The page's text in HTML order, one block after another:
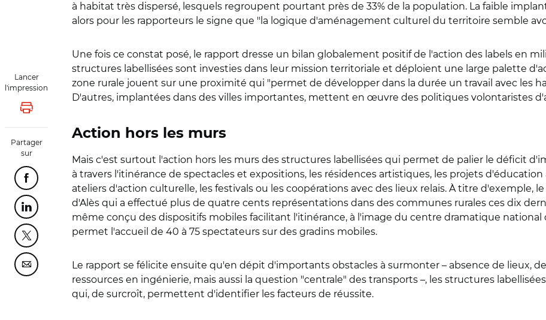
Lancer
l'impression
Lancer l'impression
Partager
sur
Partager cette page sur Facebook
Partager cette page sur Linkedin
Partager cette page sur Twitter
Partager cette page sur Courriel
à habitat très dispersé, lesquels regroupent pourtant près de 33% de la population. La faible
alors pour les rapporteurs le signe que "la logique d'aménagement culturel du territoire semble
Une fois ce constat posé, le rapport dresse un bilan globalement positif de l'action des labels en
structures labellisées sont investies dans leur mission territoriale et déploient une large palette
zone rurale jouent sur une proximité qui "permet de développer dans la durée un travail avec les
D'autres, implantées dans des villes importantes, mettent en œuvre des politiques volontaristes
Action hors les murs
Mais c'est surtout l'action hors les murs des structures labellisées qui permet de palier le déficit
à travers l'itinérance de spectacles et expositions, les résidences artistiques, les projets
ateliers d'action culturelle, les festivals ou les coopérations avec des lieux relais. À titre d'exemple,
d'Alès qui a effectué plus de quatre cents représentations dans des communes rurales ces dix
même conçu des dispositifs mobiles facilitant l'itinérance, à l'image du centre dramatique
permet l'accueil de 40 à 75 spectateurs sur des gradins mobiles.
Le rapport se félicite ensuite qu'en dépit d'importants obstacles à surmonter – absence de lieux,
ressources en ingénierie, mais aussi la question "centrale" des transports –, les structures
qui, de surcroît, permettent d'identifier les facteurs de réussite.